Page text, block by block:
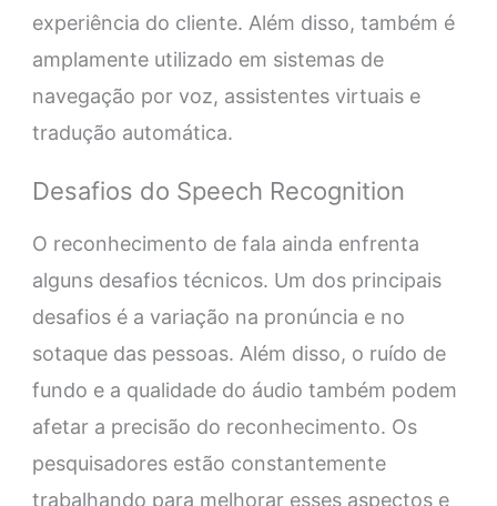
experiência do cliente. Além disso, também é
amplamente utilizado em sistemas de
navegação por voz, assistentes virtuais e
tradução automática.
Desafios do Speech Recognition
O reconhecimento de fala ainda enfrenta
alguns desafios técnicos. Um dos principais
desafios é a variação na pronúncia e no
sotaque das pessoas. Além disso, o ruído de
fundo e a qualidade do áudio também podem
afetar a precisão do reconhecimento. Os
pesquisadores estão constantemente
trabalhando para melhorar esses aspectos e